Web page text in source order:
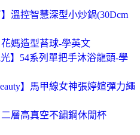
溫控智慧深型小炒鍋(30Dcm
媽造型苔球-學英文
】54系列單把手沐浴龍頭-學
】馬甲線女神張婷媗彈力繩
層高真空不鏽鋼休閒杯